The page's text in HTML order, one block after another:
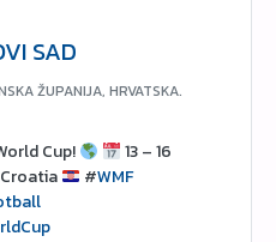
SAD
ŽUPANIJA, HRVATSKA.
Cup!
13 – 16
#WMF